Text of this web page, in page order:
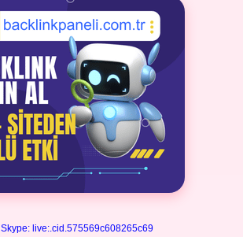
Skype: live:.cid.575569c608265c69